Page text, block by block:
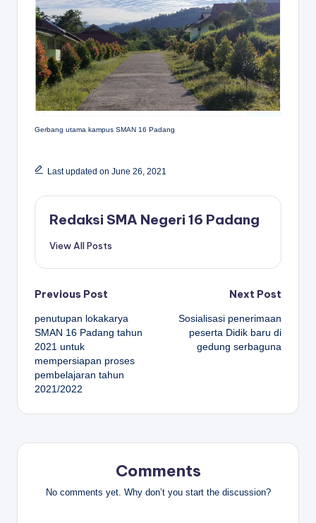
Gerbang utama kampus SMAN 16 Padang
Last updated on June 26, 2021
Redaksi SMA Negeri 16 Padang
View All Posts
Post
navigation
Previous Post
penutupan lokakarya
SMAN 16 Padang tahun
2021 untuk
mempersiapan proses
pembelajaran tahun
2021/2022
Next Post
Sosialisasi penerimaan
peserta Didik baru di
gedung serbaguna
Comments
No comments yet. Why don’t you start the discussion?